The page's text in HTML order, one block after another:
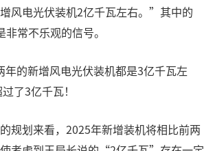
风电光伏装机2亿千瓦左右。”其中的
常不乐观的信号。
年的新增风电光伏装机都是3亿千瓦左
了3亿千瓦！
规划来看，2025年新增装机将相比前两